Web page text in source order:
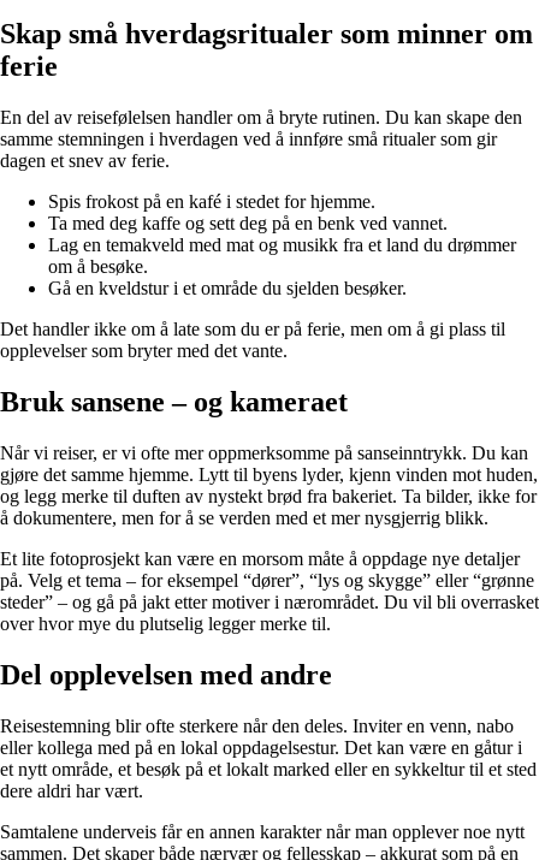
Skap små hverdagsritualer som minner om
ferie
En del av reisefølelsen handler om å bryte rutinen. Du kan skape den
samme stemningen i hverdagen ved å innføre små ritualer som gir
dagen et snev av ferie.
Spis frokost på en kafé i stedet for hjemme.
Ta med deg kaffe og sett deg på en benk ved vannet.
Lag en temakveld med mat og musikk fra et land du drømmer
om å besøke.
Gå en kveldstur i et område du sjelden besøker.
Det handler ikke om å late som du er på ferie, men om å gi plass til
opplevelser som bryter med det vante.
Bruk sansene – og kameraet
Når vi reiser, er vi ofte mer oppmerksomme på sanseinntrykk. Du kan
gjøre det samme hjemme. Lytt til byens lyder, kjenn vinden mot huden,
og legg merke til duften av nystekt brød fra bakeriet. Ta bilder, ikke for
å dokumentere, men for å se verden med et mer nysgjerrig blikk.
Et lite fotoprosjekt kan være en morsom måte å oppdage nye detaljer
på. Velg et tema – for eksempel “dører”, “lys og skygge” eller “grønne
steder” – og gå på jakt etter motiver i nærområdet. Du vil bli overrasket
over hvor mye du plutselig legger merke til.
Del opplevelsen med andre
Reisestemning blir ofte sterkere når den deles. Inviter en venn, nabo
eller kollega med på en lokal oppdagelsestur. Det kan være en gåtur i
et nytt område, et besøk på et lokalt marked eller en sykkeltur til et sted
dere aldri har vært.
Samtalene underveis får en annen karakter når man opplever noe nytt
sammen. Det skaper både nærvær og fellesskap – akkurat som på en